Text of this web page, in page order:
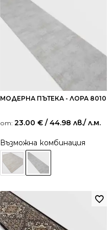
МОДЕРНА ПЪТЕКА - ЛОРА 8010
от: 23.00 € / 44.98 лв./ л.м.
Възможна комбинация